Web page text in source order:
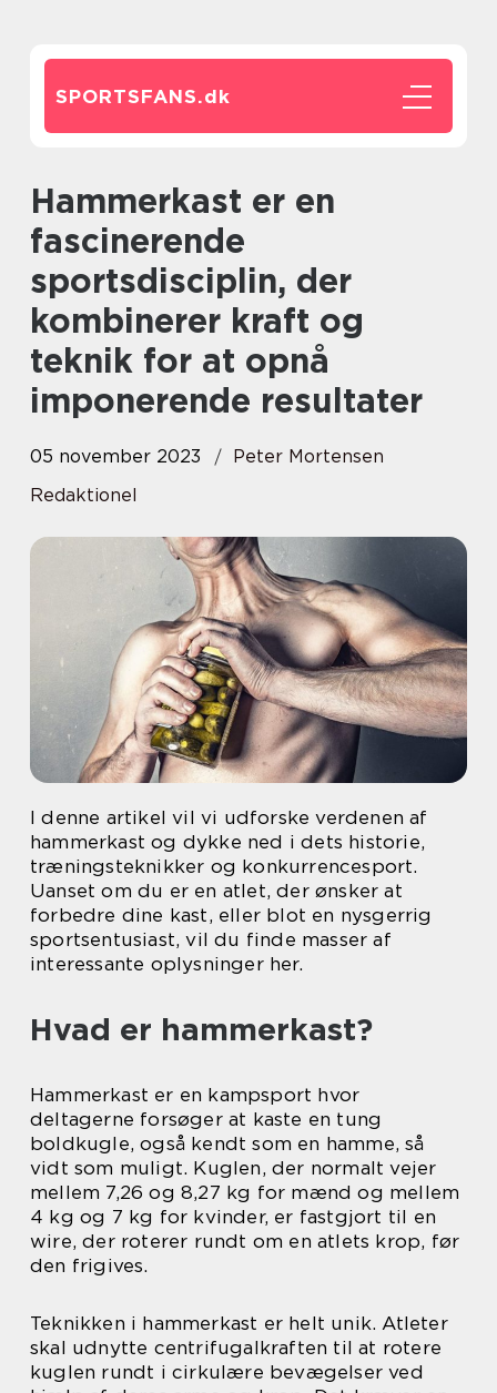
SPORTSFANS.dk
Hammerkast er en
fascinerende
sportsdisciplin, der
kombinerer kraft og
teknik for at opnå
imponerende resultater
05 november 2023
Peter Mortensen
Redaktionel
I denne artikel vil vi udforske verdenen af
hammerkast og dykke ned i dets historie,
træningsteknikker og konkurrencesport.
Uanset om du er en atlet, der ønsker at
forbedre dine kast, eller blot en nysgerrig
sportsentusiast, vil du finde masser af
interessante oplysninger her.
Hvad er hammerkast?
Hammerkast er en kampsport hvor
deltagerne forsøger at kaste en tung
boldkugle, også kendt som en hamme, så
vidt som muligt. Kuglen, der normalt vejer
mellem 7,26 og 8,27 kg for mænd og mellem
4 kg og 7 kg for kvinder, er fastgjort til en
wire, der roterer rundt om en atlets krop, før
den frigives.
Teknikken i hammerkast er helt unik. Atleter
skal udnytte centrifugalkraften til at rotere
kuglen rundt i cirkulære bevægelser ved